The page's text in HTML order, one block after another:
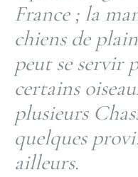
France ; la
chiens de
peut se servir
certains
plusieurs
quelques
ailleurs.